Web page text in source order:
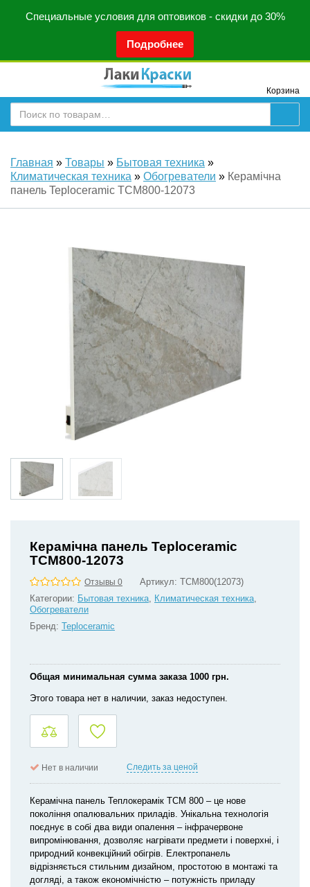
Специальные условия для оптовиков - скидки до 30%
Подробнее
Корзина
Главная » Товары » Бытовая техника »
Климатическая техника » Обогреватели » Керамічна
панель Teploceramic TCM800-12073
Керамічна панель Teploceramic
TCM800-12073
Отзывы 0 Артикул: TCM800(12073)
Категории: Бытовая техника, Климатическая техника,
Обогреватели
Бренд: Teploceramic
Общая минимальная сумма заказа 1000 грн.
Этого товара нет в наличии, заказ недоступен.
Нет в наличии Следить за ценой
Керамічна панель Теплокерамік ТСМ 800 – це нове
покоління опалювальних приладів. Унікальна технологія
поєднує в собі два види опалення – інфрачервоне
випромінювання, дозволяє нагрівати предмети і поверхні, і
природний конвекційний обігрів. Електропанель
відрізняється стильним дизайном, простотою в монтажі та
догляді, а також економічністю – потужність приладу